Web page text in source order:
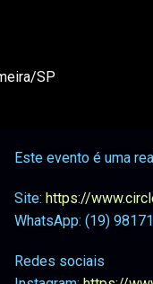
SP
Este evento é uma
Site: https://
WhatsApp: (19)
Redes sociais